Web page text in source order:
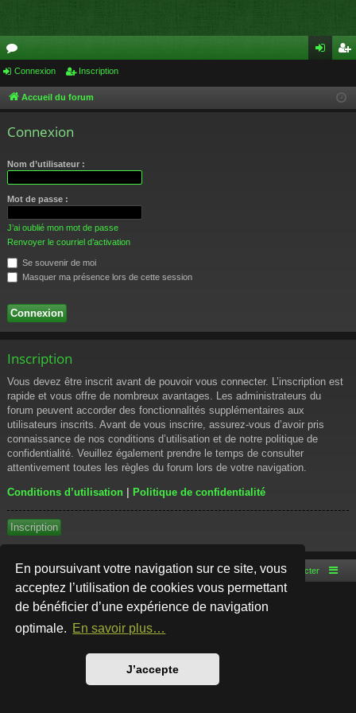
En poursuivant votre navigation sur ce site, vous
acceptez l’utilisation de cookies vous permettant
de bénéficier d’une expérience de navigation
optimale. En savoir plus…
J’accepte
or
u cri
Connexion Inscription
Accueil du forum
Connexion
Nom d’utilisateur :
Mot de passe :
J’ai oublié mon mot de passe
Renvoyer le courriel d’activation
Se souvenir de moi
Masquer ma présence lors de cette session
Inscription
Vous devez être inscrit avant de pouvoir vous connecter. L’inscription est
rapide et vous offre de nombreux avantages. Les administrateurs du
forum peuvent accorder des fonctionnalités supplémentaires aux
utilisateurs inscrits. Avant de vous inscrire, assurez-vous d’avoir pris
connaissance de nos conditions d’utilisation et de notre politique de
confidentialité. Veuillez également prendre le temps de consulter
attentivement toutes les règles du forum lors de votre navigation.
Conditions d’utilisation | Politique de confidentialité
Inscription
Accueil du forum Nous contacter
Développé parphpBB® Forum Software © phpBB Limited
Style par
Traduction française officielle